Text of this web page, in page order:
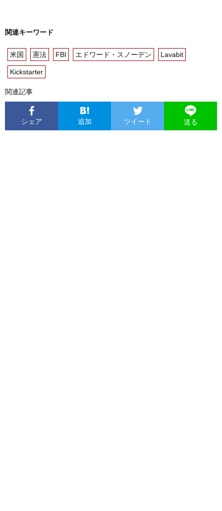
関連キーワード
米国 憲法 FBI エドワード・スノーデン Lavabit
Kickstarter
関連記事
シェア 追加 ツイート 送る